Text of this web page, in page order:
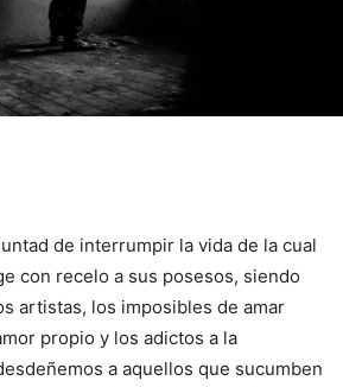
de interrumpir la vida de la cual
con recelo a sus posesos, siendo
artistas, los imposibles de amar
propio y los adictos a la
a aquellos que sucumben